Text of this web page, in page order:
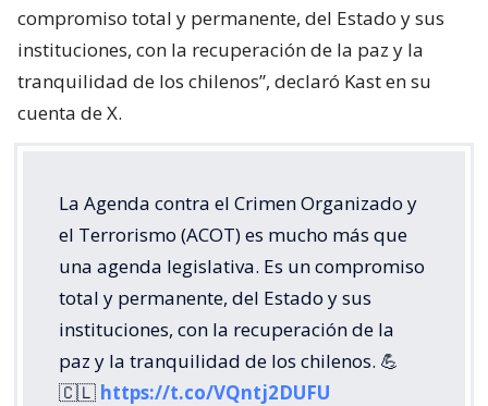
compromiso total y permanente, del Estado y sus
instituciones, con la recuperación de la paz y la
tranquilidad de los chilenos”, declaró Kast en su
cuenta de X.
La Agenda contra el Crimen Organizado y
el Terrorismo (ACOT) es mucho más que
una agenda legislativa. Es un compromiso
total y permanente, del Estado y sus
instituciones, con la recuperación de la
paz y la tranquilidad de los chilenos. 💪
🇨🇱 https://t.co/VQntj2DUFU